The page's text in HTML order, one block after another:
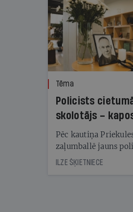
Tēma
Policists
skolotājs –
Reibuma cena
Pēc kautiņa
zaļumballē jauns
nonācis cietumā, bet
cienījams pedagogs
ILZE ŠĶIETNIECE